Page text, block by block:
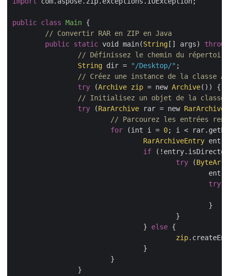
public class Main {
// Convertir RAR en ZIP en Java
public static void main(String [] args) throws
// Définissez le chemin du
String dir = "/Desktop/" ;
// Créez une instance de la classe
try (Archive zip = new Archive()) {
// Initialisez un objet de la classe
try (RarArchive rar = new RarArchive
// Parcourez les entrées
for (int i = 0; i <
RarArchiveEntry
if
try (
try
				}
else {
zip